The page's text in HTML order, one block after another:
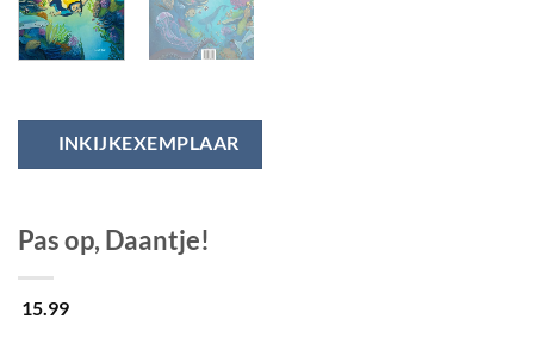
INKIJKEXEMPLAAR
Pas op, Daantje!
15.99